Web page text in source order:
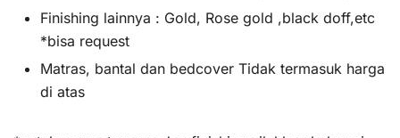
Finishing lainnya : Gold, Rose gold ,black doff,etc
*bisa request
Matras, bantal dan bedcover Tidak termasuk harga
di atas